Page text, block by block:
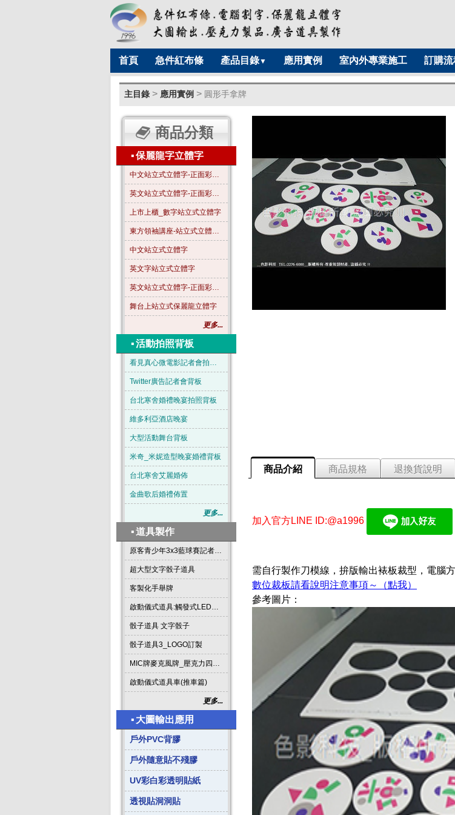
首頁 急件紅布條 產品目錄▼ 應用實例 室內外專業施工 訂購流
主目錄 > 應用實例 > 圓形手拿牌
商品分類
▪保麗龍字立體字
中文站立式立體字-正面彩色-A01
英文站立式立體字-正面彩色-B01
上市上櫃_數字站立式立體字
東方領袖講座-站立式立體字_全字噴漆_霧金色
中文站立式立體字
英文字站立式立體字
英文站立式立體字-正面彩色-B04
舞台上站立式保麗龍立體字
更多...
▪活動拍照背板
看見真心微電影記者會拍照背板
Twitter廣告記者會背板
台北寒舍婚禮晚宴拍照背板
維多利亞酒店晚宴
大型活動舞台背板
米奇_米妮造型晚宴婚禮背板
台北寒舍艾麗婚佈
金曲歌后婚禮佈置
更多...
▪道具製作
原客青少年3x3藍球賽記者會啟動道具
超大型文字骰子道具
客製化手舉牌
啟動儀式道具:觸發式LED發光燈條字板
骰子道具 文字骰子
骰子道具3_LOGO訂製
MIC牌麥克風牌_壓克力四方形
啟動儀式道具車(推車篇)
更多...
▪ 大圖輸出應用
戶外PVC背膠
戶外隨意貼不殘膠
UV彩白彩透明貼紙
透視貼洞洞貼
商品介紹 商品規格 退換貨說明
加入官方LINE ID:@a1996
需自行製作刀模線，拚版輸出裱板裁型，電腦
數位裁板請看說明注意事項～（點我）
參考圖片：